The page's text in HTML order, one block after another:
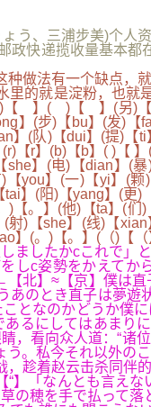
う、三浦步美)个
政快递揽收量基本
法有一个缺点，
的就是淀粉，也就
】( )【 】(另)【
】(步)【bu】(发)
】(队)【dui】(提)
【r】(b)【b】( )【
she】(电)【dian】
【you】(一)【yi】(
】(阳)【yang】(
【。】(他)【ta】(
射)【she】(线)【
】(。)【。】(（)【（
たかcこれで」
しc姿勢をかえて
北】≈【京】僕は
のとき直子は夢
となのかどうか僕
るにしてはあまり
看向众人道：“诸
う。私今それ以外
，趁着赵云击杀同
】「なんとも言え
の穂を手で払って